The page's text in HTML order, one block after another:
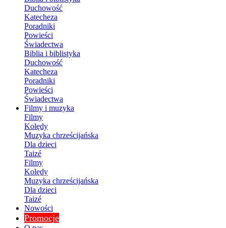
Duchowość
Katecheza
Poradniki
Powieści
Świadectwa
Biblia i biblistyka
Duchowość
Katecheza
Poradniki
Powieści
Świadectwa
Filmy i muzyka
Filmy
Kolędy
Muzyka chrześcijańska
Dla dzieci
Taizé
Filmy
Kolędy
Muzyka chrześcijańska
Dla dzieci
Taizé
Nowości
Promocje